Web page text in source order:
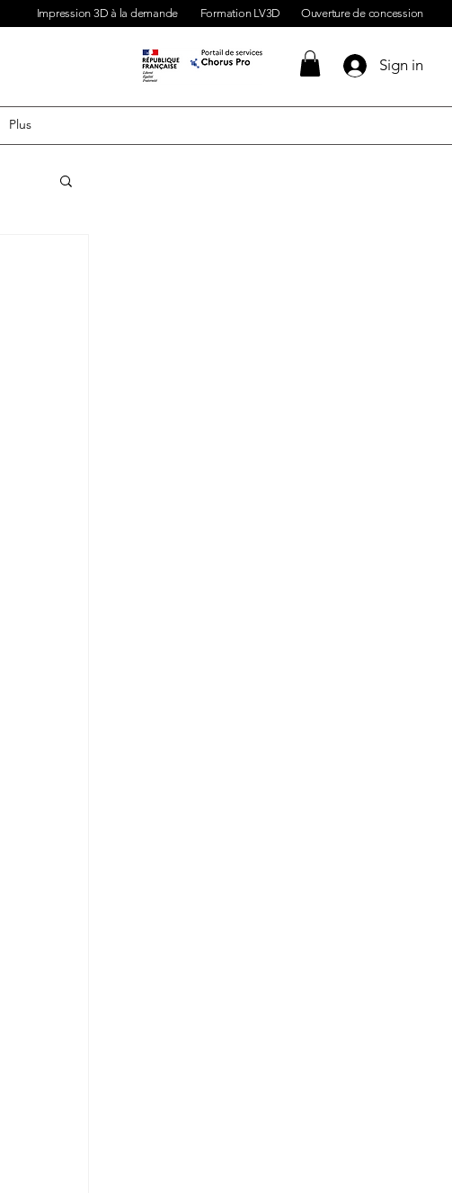
Impression 3D à la demande Formation LV3D Ouverture de concession
Sign in
Plus